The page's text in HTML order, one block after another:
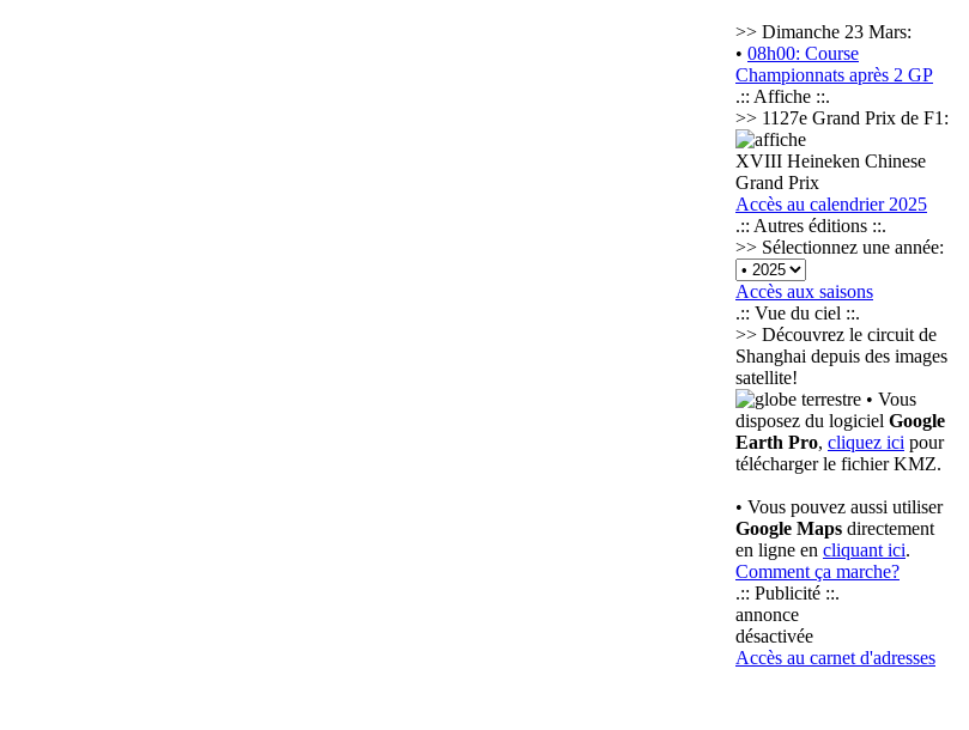
>> Dimanche 23 Mars:
• 08h00: Course
Championnats après 2 GP
.:: Affiche ::.
>> 1127e Grand Prix de F1:
XVIII Heineken Chinese
Grand Prix
Accès au calendrier 2025
.:: Autres éditions ::.
>> Sélectionnez une année:
Accès aux saisons
.:: Vue du ciel ::.
>> Découvrez le circuit de
Shanghai depuis des images
satellite!
• Vous
disposez du logiciel Google
Earth Pro, cliquez ici pour
télécharger le fichier KMZ.
• Vous pouvez aussi utiliser
Google Maps directement
en ligne en cliquant ici.
Comment ça marche?
.:: Publicité ::.
annonce
désactivée
Accès au carnet d'adresses